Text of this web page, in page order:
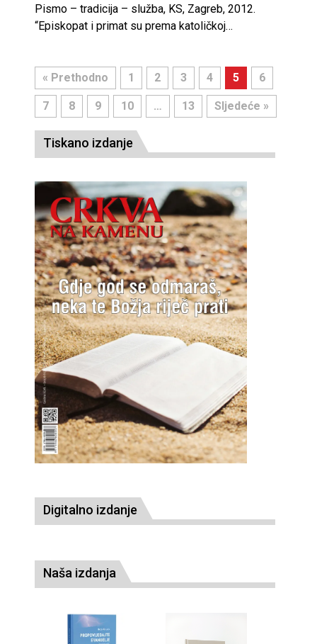
Pismo – tradicija – služba, KS, Zagreb, 2012.
“Episkopat i primat su prema katoličkoj…
« Prethodno 1 2 3 4 5 6
7 8 9 10 … 13 Sljedeće »
Tiskano izdanje
Digitalno izdanje
Naša izdanja